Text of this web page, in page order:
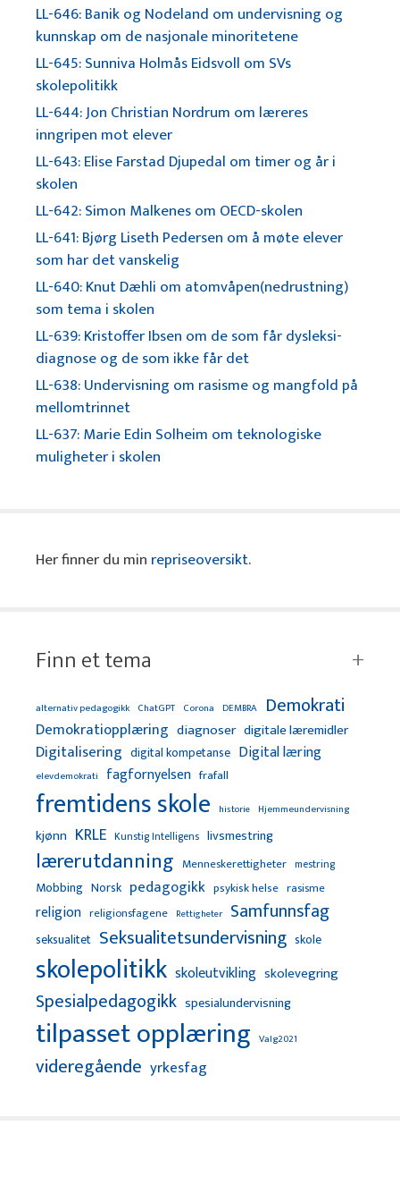
LL-646: Banik og Nodeland om undervisning og
kunnskap om de nasjonale minoritetene
LL-645: Sunniva Holmås Eidsvoll om SVs
skolepolitikk
LL-644: Jon Christian Nordrum om læreres
inngripen mot elever
LL-643: Elise Farstad Djupedal om timer og år i
skolen
LL-642: Simon Malkenes om OECD-skolen
LL-641: Bjørg Liseth Pedersen om å møte elever
som har det vanskelig
LL-640: Knut Dæhli om atomvåpen(nedrustning)
som tema i skolen
LL-639: Kristoffer Ibsen om de som får dysleksi-
diagnose og de som ikke får det
LL-638: Undervisning om rasisme og mangfold på
mellomtrinnet
LL-637: Marie Edin Solheim om teknologiske
muligheter i skolen
Her finner du min repriseoversikt.
Finn et tema
alternativ pedagogikk ChatGPT Corona DEMBRA Demokrati
Demokratiopplæring diagnoser digitale læremidler
Digitalisering digital kompetanse Digital læring
elevdemokrati fagfornyelsen frafall
fremtidens skole historie Hjemmeundervisning
kjønn KRLE Kunstig Intelligens livsmestring
lærerutdanning Menneskerettigheter mestring
Mobbing Norsk pedagogikk psykisk helse rasisme
religion religionsfagene Rettigheter Samfunnsfag
seksualitet Seksualitetsundervisning skole
skolepolitikk skoleutvikling skolevegring
Spesialpedagogikk spesialundervisning
tilpasset opplæring Valg2021
videregående yrkesfag